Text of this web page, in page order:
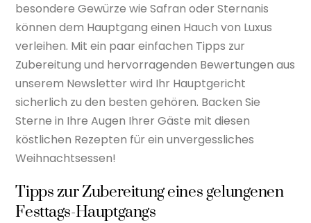
besondere Gewürze wie Safran oder Sternanis
können dem Hauptgang einen Hauch von Luxus
verleihen. Mit ein paar einfachen Tipps zur
Zubereitung und hervorragenden Bewertungen aus
unserem Newsletter wird Ihr Hauptgericht
sicherlich zu den besten gehören. Backen Sie
Sterne in Ihre Augen Ihrer Gäste mit diesen
köstlichen Rezepten für ein unvergessliches
Weihnachtsessen!
Tipps zur Zubereitung eines gelungenen
Festtags-Hauptgangs